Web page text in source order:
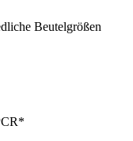
Beutelgrößen